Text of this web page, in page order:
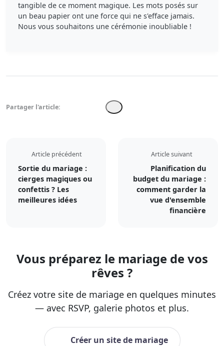
tangible de ce moment magique. Les mots posés sur
un beau papier ont une force qui ne s'efface jamais.
Nous vous souhaitons une cérémonie inoubliable !
Partager l'article:
Article précédent
Sortie du mariage :
cierges magiques ou
confettis ? Les
meilleures idées
Article suivant
Planification du
budget du mariage :
comment garder la
vue d'ensemble
financière
Vous préparez le mariage de vos
rêves ?
Créez votre site de mariage en quelques minutes
— avec RSVP, galerie photos et plus.
Créer un site de mariage